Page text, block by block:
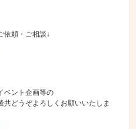
依頼・ご相談↓
ベント企画等の
どうぞよろしくお願いいたしま